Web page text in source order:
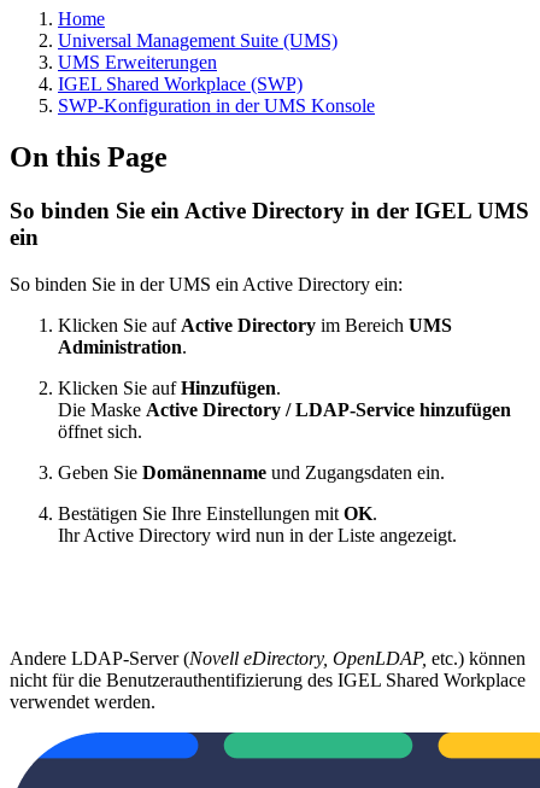
Home
Universal Management Suite (UMS)
UMS Erweiterungen
IGEL Shared Workplace (SWP)
SWP-Konfiguration in der UMS Konsole
On this Page
So binden Sie ein Active Directory in der IGEL UMS
ein
So binden Sie in der UMS ein Active Directory ein:
Klicken Sie auf Active Directory im Bereich UMS
Administration.
Klicken Sie aufHinzufügen.
Die Maske Active Directory / LDAP-Service hinzufügen
öffnet sich.
Geben Sie Domänenname und Zugangsdaten ein.
Bestätigen Sie Ihre Einstellungen mit OK.
Ihr Active Directory wird nun in der Liste angezeigt.
Andere LDAP-Server (Novell eDirectory, OpenLDAP, etc.) können
nicht für die Benutzerauthentifizierung des IGEL Shared Workplace
verwendet werden.